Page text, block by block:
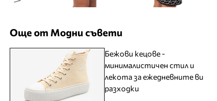
Още от Модни съвети
Бежови кецове -
минималистичен стил и
лекота за ежедневните ви
разходки